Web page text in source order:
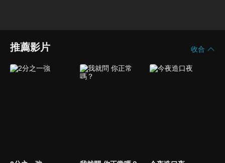
推薦影片 收合